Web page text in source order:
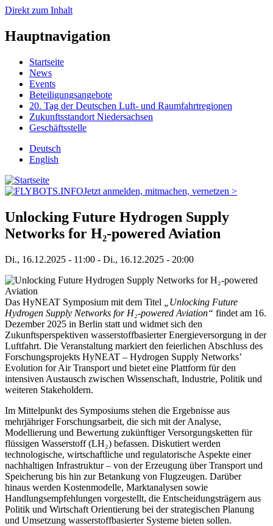
Direkt zum Inhalt
Hauptnavigation
Startseite
News
Events
Beteiligungsangebote
20. Tag der Deutschen Luft- und Raumfahrtregionen
Zukunftsstandort Niedersachsen
Geschäftsstelle
Deutsch
English
Jetzt anmelden, mitmachen, vernetzen >
Unlocking Future Hydrogen Supply
Networks for H₂-powered Aviation
Di., 16.12.2025 - 11:00 - Di., 16.12.2025 - 20:00
Das HyNEAT Symposium mit dem Titel
„Unlocking Future
Hydrogen Supply Networks for H₂-powered Aviation“ findet am 16.
Dezember 2025 in Berlin statt und widmet sich den
Zukunftsperspektiven wasserstoffbasierter Energieversorgung in der
Luftfahrt. Die Veranstaltung markiert den feierlichen Abschluss des
Forschungsprojekts HyNEAT – Hydrogen Supply Networks’
Evolution for Air Transport und bietet eine Plattform für den
intensiven Austausch zwischen Wissenschaft, Industrie, Politik und
weiteren Stakeholdern.
Im Mittelpunkt des Symposiums stehen die Ergebnisse aus
mehrjähriger Forschungsarbeit, die sich mit der Analyse,
Modellierung und Bewertung zukünftiger Versorgungsketten für
flüssigen Wasserstoff (LH₂) befassen. Diskutiert werden
technologische, wirtschaftliche und regulatorische Aspekte einer
nachhaltigen Infrastruktur – von der Erzeugung über Transport und
Speicherung bis hin zur Betankung von Flugzeugen. Darüber
hinaus werden Kostenmodelle, Marktanalysen sowie
Handlungsempfehlungen vorgestellt, die Entscheidungsträgern aus
Politik und Wirtschaft Orientierung bei der strategischen Planung
und Umsetzung wasserstoffbasierter Systeme bieten sollen.